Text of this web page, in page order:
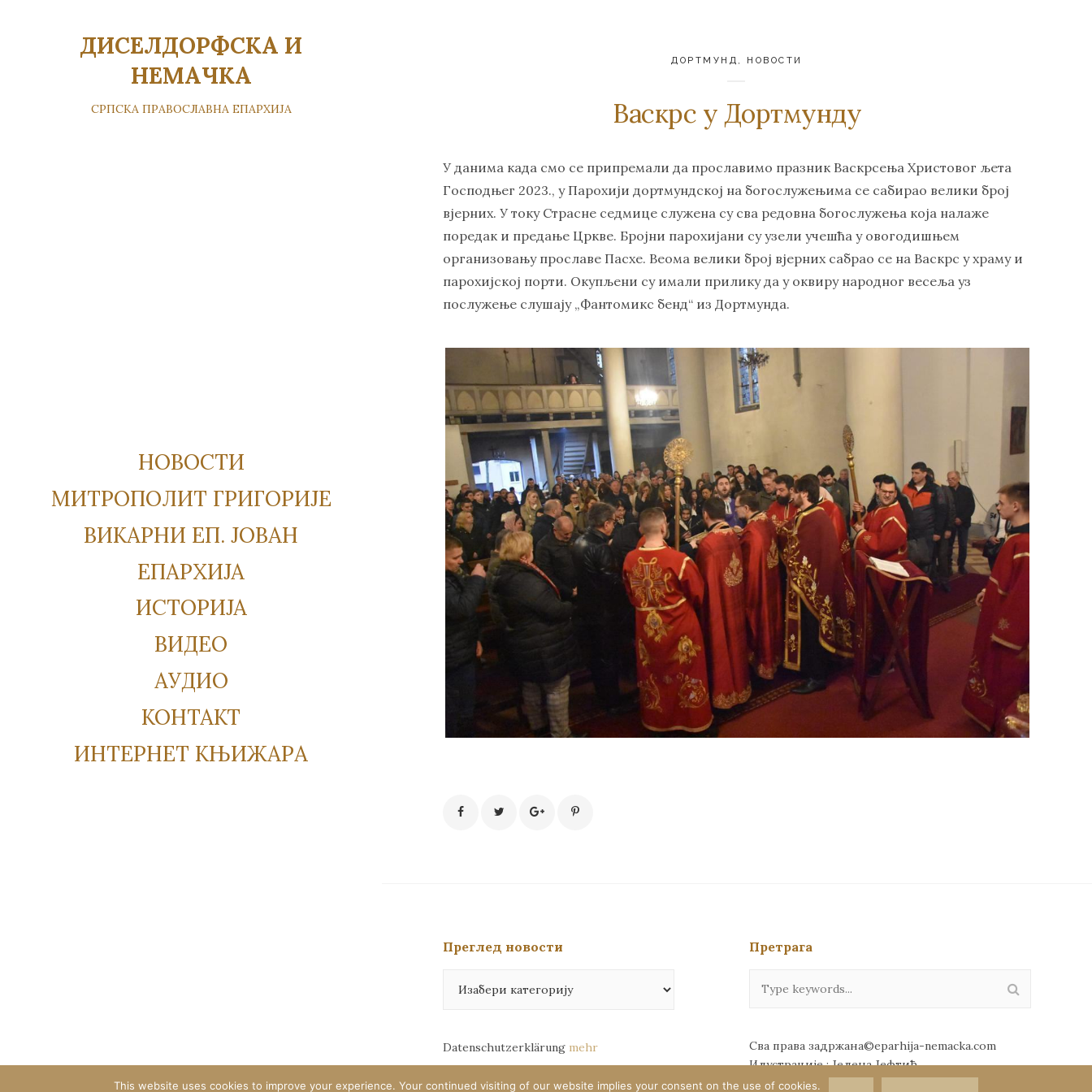
ДИСЕЛДОРФСКА И
НЕМАЧКА
СРПСКА ПРАВОСЛАВНА ЕПАРХИЈА
НОВОСТИ
МИТРОПОЛИТ ГРИГОРИЈЕ
ВИКАРНИ ЕП. ЈОВАН
ЕПАРХИЈА
ИСТОРИЈА
ВИДЕО
АУДИО
КОНТАКТ
ИНТЕРНЕТ КЊИЖАРА
ДОРТМУНД , НОВОСТИ
Васкрс у Дортмунду
У данима када смо се припремали да прославимо празник Васкрсења Христовог љета
Господњег 2023., у Парохији дортмундској на богослужењима се сабирао велики број
вјерних. У току Страсне седмице служена су сва редовна богослужења која налаже
поредак и предање Цркве. Бројни парохијани су узели учешћа у овогодишњем
организовању прославе Пасхе. Веома велики број вјерних сабрао се на Васкрс у храму и
парохијској порти. Окупљени су имали прилику да у оквиру народног весеља уз
послужење слушају „Фантомикс бенд“ из Дортмунда.
Преглед новости
новости
Datenschutzerklärung mehr
Претрага
Сва права задржана©eparhija-nemacka.com
Илустрације : Јелена Јефтић
This website uses cookies to improve your experience. Your continued visiting of our website implies your consent on the use of cookies.